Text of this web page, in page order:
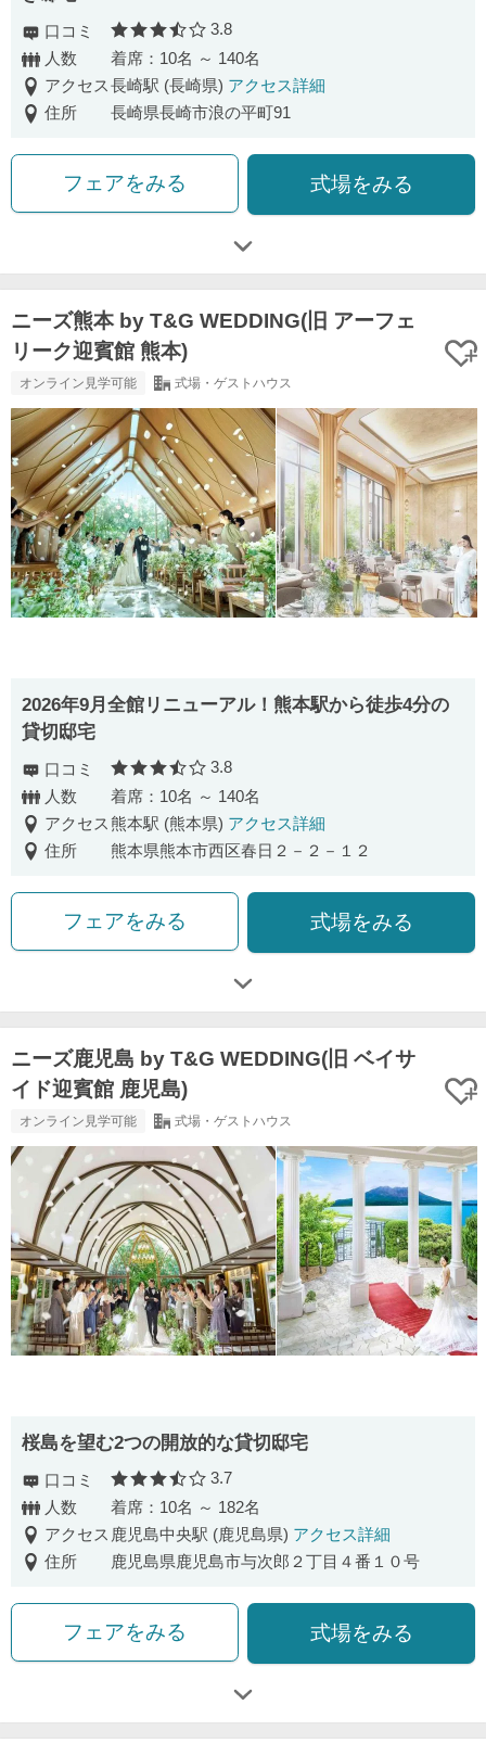
口コミ 口コミ評価
3.8
人数
着席：10名 ～ 140名
アクセス長崎駅 (長崎県) アクセス詳細
住所
長崎県長崎市浪の平町91
フェアをみる 式場をみる
ニーズ熊本 by T&G WEDDING(旧 アーフェ
リーク迎賓館 熊本)
オンライン見学可能 式場・ゲストハウス
2026年9月全館リニューアル！熊本駅から徒歩4分の
貸切邸宅
口コミ 口コミ評価
3.8
人数
着席：10名 ～ 140名
アクセス熊本駅 (熊本県) アクセス詳細
住所
熊本県熊本市西区春日２－２－１２
フェアをみる 式場をみる
ニーズ鹿児島 by T&G WEDDING(旧 ベイサ
イド迎賓館 鹿児島)
オンライン見学可能 式場・ゲストハウス
桜島を望む2つの開放的な貸切邸宅
口コミ 口コミ評価
3.7
人数
着席：10名 ～ 182名
アクセス 鹿児島中央駅 (鹿児島県) アクセス詳細
住所
鹿児島県鹿児島市与次郎２丁目４番１０号
フェアをみる 式場をみる